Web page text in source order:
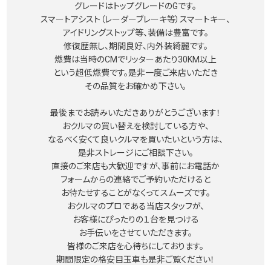
グレードはトップグレードのGです。
スマートアシスト（レーダーブレーキ等）スマートキー、
アイドリングストップ等、装備は豊富です。
修復歴無し、期間良好、内外装綺麗です。
燃費は当時のCMでリッターあたり30KM以上
という超低燃費です。是非一度ご来店いただき
その品質をお確かめ下さい。
最後までお読みいただきありがとうございます！
おクルマの買い替えを検討している方や、
なるべく安くて良いクルマを買いたいという方は、
是非ストレージにご相談下さい。
直接のご来店も大歓迎ですが、事前にお電話か
フォームからの連絡でご予約いただけると
お待たせすることがなくってスムーズです。
おクルマのプロである当店スタッフが、
お客様にぴったりの１台を見つける
お手伝いをさせていただきます。
皆様のご来店を心待ちにしております。
期間限定の格安目玉車も是非ご覧ください！